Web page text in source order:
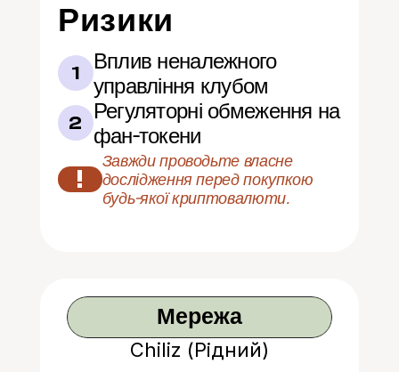
Ризики
1
Вплив неналежного
управління клубом
2
Регуляторні обмеження на
фан-токени
!
Завжди проводьте власне
дослідження перед покупкою
будь-якої криптовалюти.
Мережа
Chiliz (Рідний)